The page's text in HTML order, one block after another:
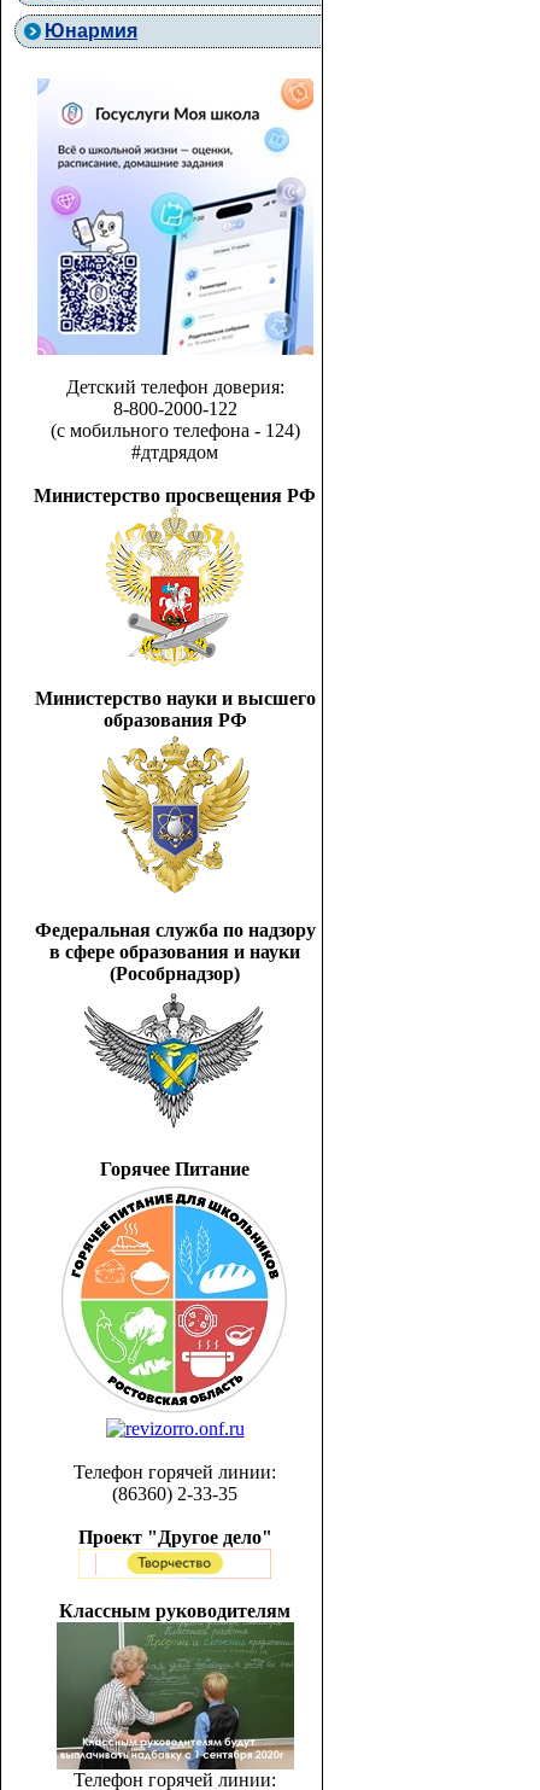
Юнармия
Детский телефон доверия:
8-800-2000-122
(с мобильного телефона - 124)
#дтдрядом
Министерство просвещения РФ
Министерство науки и высшего
образования РФ
Федеральная служба по надзору
в сфере образования и науки
(Рособрнадзор)
Горячее Питание
Телефон горячей линии:
(86360) 2-33-35
Проект "Другое дело"
Классным руководителям
Телефон горячей линии: